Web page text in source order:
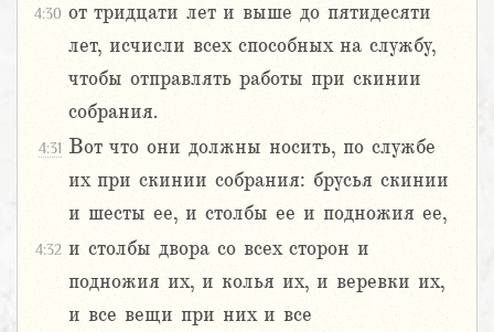
4:30 от тридцати лет и выше до пятидесяти
лет, исчисли всех способных на службу,
чтобы отправлять работы при скинии
собрания.
4:31 Вот что они должны носить, по службе
их при скинии собрания: брусья скинии
и шесты ее, и столбы ее и подножия ее,
4:32 и столбы двора со всех сторон и
подножия их, и колья их, и веревки их,
и все вещи при них и все